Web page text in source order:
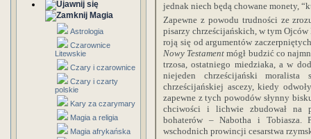
Magia
Astrologia
Czarownice
Litewskie
Czary i czarownice
Czary i czarty
polskie
Kary za czarymary
Magia a religia
Magia afrykańska
jednak niech będą chowane monety,
Zapewne z powodu trudności ze
pisarzy chrześcijańskich, w tym
roją się od argumentów
Nowy Testamentmógł budzić co
trzosa, ostatniego miedziaka, a w
niejeden chrześcijański
chrześcijańskiej ascezy, kiedy
zapewne z tych powodów słynny
chciwości i lichwie zbudował na
bohaterów – Nabotha i Tobiasza.
wschodnich prowincji cesarstwa